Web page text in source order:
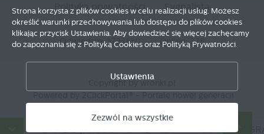
Polityka prywatności
Sygnalista
Odwiedzin: 3793830 Online: 328
Strona korzysta z plików cookies w celu realizacji usług. Możesz
określić warunki przechowywania lub dostępu do plików cookies
klikając przycisk Ustawienia. Aby dowiedzieć się więcej zachęcamy
do zapoznania się z Polityką Cookies oraz Polityką Prywatności.
Ustawienia
Zezwól na wszystkie
Zapisz wybrane